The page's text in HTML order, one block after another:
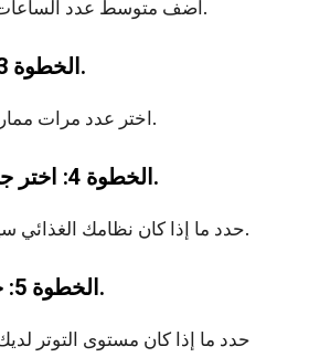
أضف متوسط عدد الساعات التي تنام فيها كل ليلة.
الخطوة 3: حدد تردد التمرين.
اختر عدد مرات ممارسة الرياضة كل أسبوع.
الخطوة 4: اختر جودة النظام الغذائي.
حدد ما إذا كان نظامك الغذائي سيئًا أم متوسطًا أم صحيًا.
الخطوة 5: حدد مستوى الإجهاد.
حدد ما إذا كان مستوى التوتر